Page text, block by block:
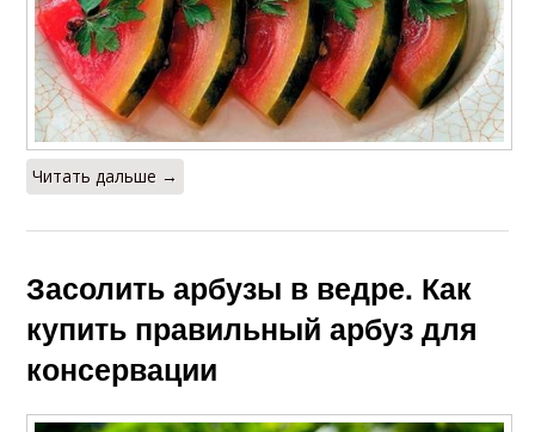
Читать дальше →
Засолить арбузы в ведре. Как
купить правильный арбуз для
консервации